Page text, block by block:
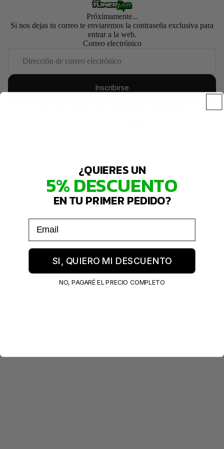
Próximamente...
Si nos dejas tu correo te enviaremos la contraseña exclusiva para
entrar a la web.
Correo electrónico
Inscribirse
¿QUIERES UN
5% DESCUENTO
EN TU PRIMER PEDIDO?
Email
SI, QUIERO MI DESCUENTO
NO, PAGARÉ EL PRECIO COMPLETO